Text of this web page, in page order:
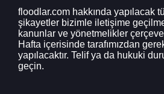
floodlar.com hakkında yapılacak
şikayetler bizimle iletişime
kanunlar ve yönetmelikler
Hafta içerisinde tarafımızdan
yapılacaktır. Telif ya da hukuki
geçin.